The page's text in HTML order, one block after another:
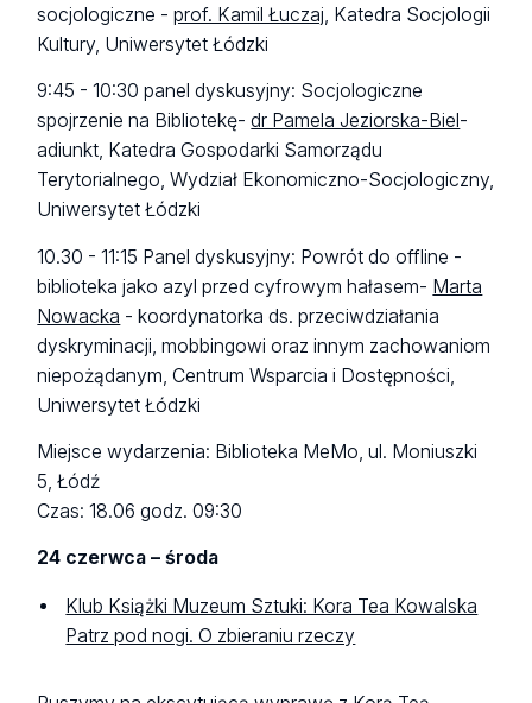
socjologiczne -prof. Kamil Łuczaj, Katedra Socjologii
Kultury, Uniwersytet Łódzki
9:45 - 10:30 panel dyskusyjny: Socjologiczne
spojrzenie na Bibliotekę-dr Pamela Jeziorska-Biel -
adiunkt, Katedra Gospodarki Samorządu
Terytorialnego, Wydział Ekonomiczno-Socjologiczny,
Uniwersytet Łódzki
10.30 - 11:15 Panel dyskusyjny: Powrót do offline -
biblioteka jako azyl przed cyfrowym hałasem- Marta
Nowacka - koordynatorka ds. przeciwdziałania
dyskryminacji, mobbingowi oraz innym zachowaniom
niepożądanym, Centrum Wsparcia i Dostępności,
Uniwersytet Łódzki
Miejsce wydarzenia: Biblioteka MeMo, ul. Moniuszki
5, Łódź
Czas: 18.06 godz. 09:30
24 czerwca – środa
Klub Książki Muzeum Sztuki: Kora Tea Kowalska
Patrz pod nogi. O zbieraniu rzeczy